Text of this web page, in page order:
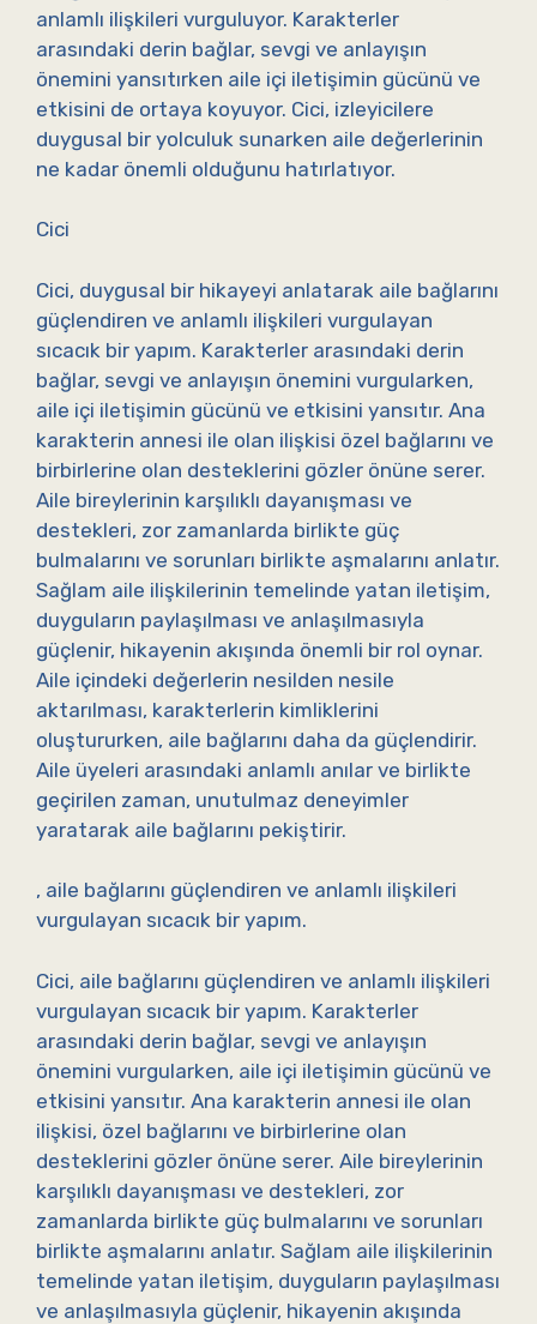
anlamlı ilişkileri vurguluyor. Karakterler
arasındaki derin bağlar, sevgi ve anlayışın
önemini yansıtırken aile içi iletişimin gücünü ve
etkisini de ortaya koyuyor. Cici, izleyicilere
duygusal bir yolculuk sunarken aile değerlerinin
ne kadar önemli olduğunu hatırlatıyor.
Cici
Cici, duygusal bir hikayeyi anlatarak aile bağlarını
güçlendiren ve anlamlı ilişkileri vurgulayan
sıcacık bir yapım. Karakterler arasındaki derin
bağlar, sevgi ve anlayışın önemini vurgularken,
aile içi iletişimin gücünü ve etkisini yansıtır. Ana
karakterin annesi ile olan ilişkisi özel bağlarını ve
birbirlerine olan desteklerini gözler önüne serer.
Aile bireylerinin karşılıklı dayanışması ve
destekleri, zor zamanlarda birlikte güç
bulmalarını ve sorunları birlikte aşmalarını anlatır.
Sağlam aile ilişkilerinin temelinde yatan iletişim,
duyguların paylaşılması ve anlaşılmasıyla
güçlenir, hikayenin akışında önemli bir rol oynar.
Aile içindeki değerlerin nesilden nesile
aktarılması, karakterlerin kimliklerini
oluştururken, aile bağlarını daha da güçlendirir.
Aile üyeleri arasındaki anlamlı anılar ve birlikte
geçirilen zaman, unutulmaz deneyimler
yaratarak aile bağlarını pekiştirir.
, aile bağlarını güçlendiren ve anlamlı ilişkileri
vurgulayan sıcacık bir yapım.
Cici, aile bağlarını güçlendiren ve anlamlı ilişkileri
vurgulayan sıcacık bir yapım. Karakterler
arasındaki derin bağlar, sevgi ve anlayışın
önemini vurgularken, aile içi iletişimin gücünü ve
etkisini yansıtır. Ana karakterin annesi ile olan
ilişkisi, özel bağlarını ve birbirlerine olan
desteklerini gözler önüne serer. Aile bireylerinin
karşılıklı dayanışması ve destekleri, zor
zamanlarda birlikte güç bulmalarını ve sorunları
birlikte aşmalarını anlatır. Sağlam aile ilişkilerinin
temelinde yatan iletişim, duyguların paylaşılması
ve anlaşılmasıyla güçlenir, hikayenin akışında